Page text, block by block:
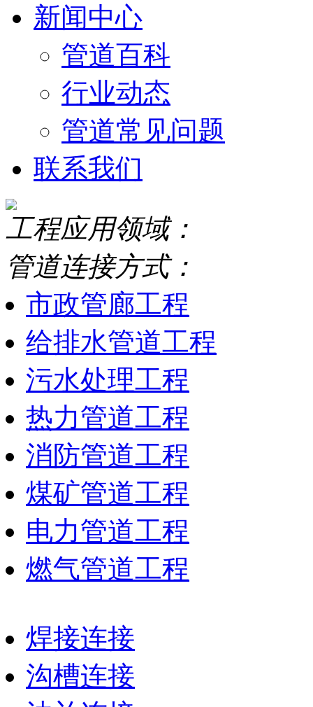
新闻中心
管道百科
行业动态
管道常见问题
联系我们
工程应用领域：
管道连接方式：
市政管廊工程
给排水管道工程
污水处理工程
热力管道工程
消防管道工程
煤矿管道工程
电力管道工程
燃气管道工程
焊接连接
沟槽连接